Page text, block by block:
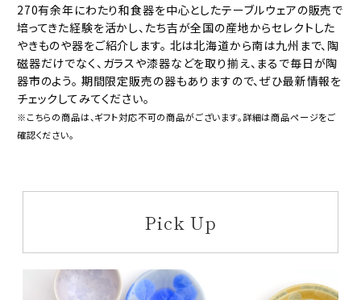
270有余年にわたり和食器を中心としたテーブルウェアの販売で
培ってきた経験を活かし、たち吉が全国の産地からセレクトした
やきものや器をご紹介します。 北は北海道から南は九州まで、陶
磁器だけでなく、ガラスや漆器などを取り揃え、まるで毎日が陶
器市のよう。 期間限定販売の器もありますので、ぜひ最新情報を
チェックしてみてください。
※こちらの商品は、ギフト対応不可の商品がございます。詳細は商品ページをご
確認ください。
Pick Up